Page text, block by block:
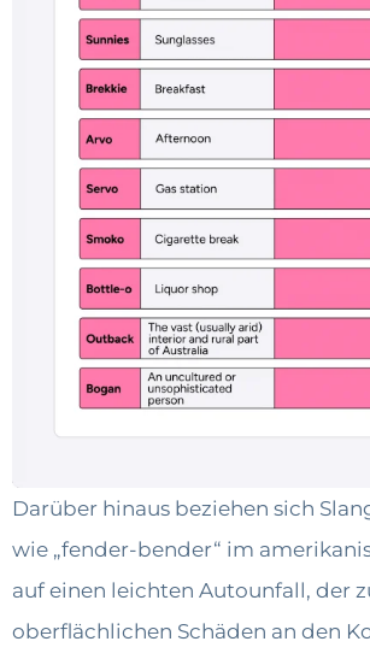
Darüber hinaus beziehen sich
wie „fender-bender“ im
auf einen leichten Autounfall, der
oberflächlichen Schäden an den